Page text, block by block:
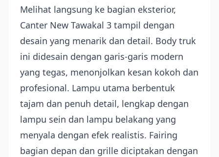
Melihat langsung ke bagian eksterior,
Canter New Tawakal 3 tampil dengan
desain yang menarik dan detail. Body truk
ini didesain dengan garis-garis modern
yang tegas, menonjolkan kesan kokoh dan
profesional. Lampu utama berbentuk
tajam dan penuh detail, lengkap dengan
lampu sein dan lampu belakang yang
menyala dengan efek realistis. Fairing
bagian depan dan grille diciptakan dengan